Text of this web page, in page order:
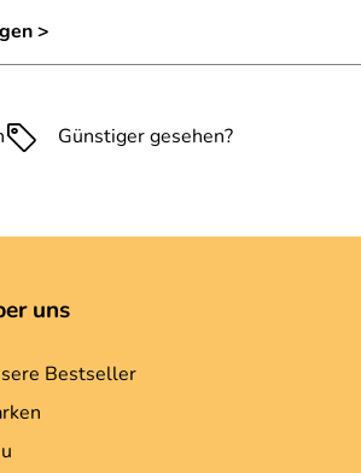
>
Günstiger gesehen?
uns
Bestseller